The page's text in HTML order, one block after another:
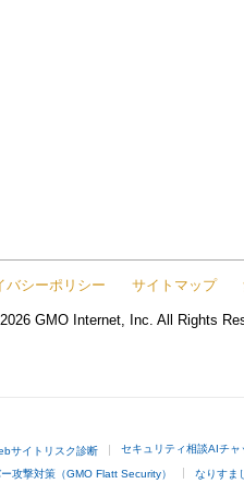
バシーポリシー サイトマップ
GMO Internet, Inc. All Rights
サイトリスク診断 セキュリティ相談AIチャ
攻撃対策（GMO Flatt Security） なりすま